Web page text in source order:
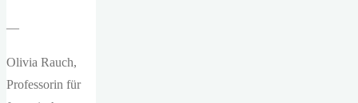
—
Olivia Rauch,
Professorin für